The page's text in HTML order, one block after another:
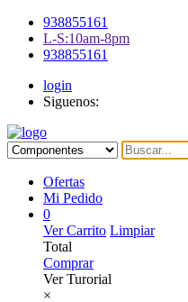
938855161
L-S:10am-8pm
938855161
login
Siguenos:
Ofertas
Mi Pedido
0
Ver Carrito Limpiar
Total
Comprar
Ver Turorial
×